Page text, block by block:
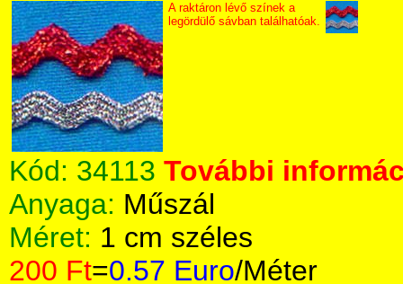
A raktáron lévő színek a
legördülő sávban találhatóak.
Kód: 34113 További
Anyaga: Műszál
Méret: 1 cm széles
200 Ft=0.57 Euro/Méter